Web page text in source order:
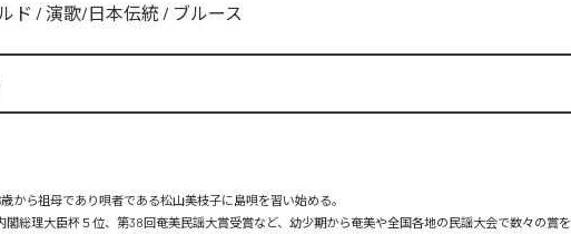
ド / 演歌/日本伝統 / ブルース
から祖母であり唄者である松山美枝子に島唄を習い始める。
閣総理大臣杯５位、第38回奄美民謡大賞受賞など、幼少期から奄美や全国各地の民謡大会で数々の賞を